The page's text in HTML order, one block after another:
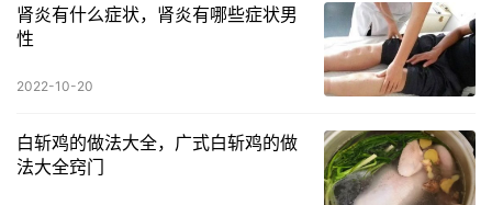
肾炎有什么症状，肾炎有哪些症状男
性
2022-10-20
白斩鸡的做法大全，广式白斩鸡的做
法大全窍门